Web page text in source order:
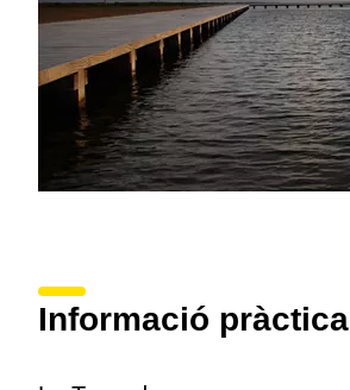
Informació pràctica